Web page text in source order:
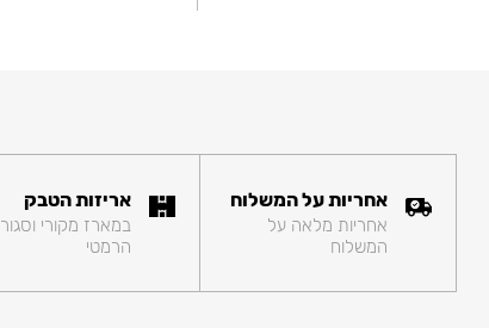
אחריות על המשלוח
אחריות מלאה על
המשלוח
אריזות הטבק
במארז מקורי וסגור
הרמטי